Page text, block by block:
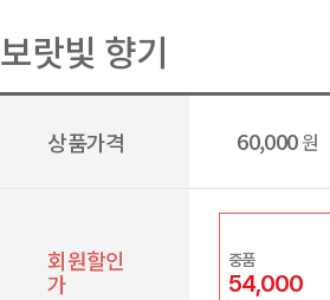
보랏빛 향기
상품가격 60,000원
회원할인
가
중품
54,000